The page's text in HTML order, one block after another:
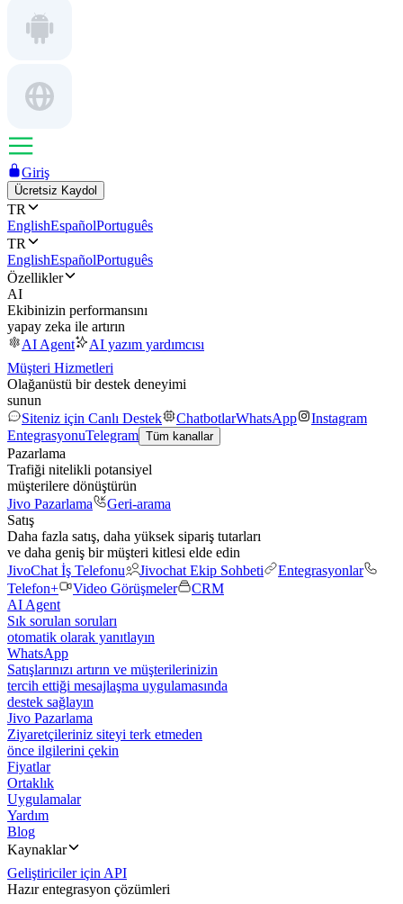
Giriş
Ücretsiz Kaydol
TR
EnglishEspañolPortuguês
TR
EnglishEspañolPortuguês
Özellikler
AI
Ekibinizin performansını
yapay zeka ile artırın
AI Agent
AI yazım yardımcısı
Müşteri Hizmetleri
Olağanüstü bir destek deneyimi
sunun
Siteniz için Canlı Destek
ChatbotlarWhatsApp
Instagram
EntegrasyonuTelegram Tüm kanallar
Pazarlama
Trafiği nitelikli potansiyel
müşterilere dönüştürün
Jivo Pazarlama
Geri-arama
Satış
Daha fazla satış, daha yüksek sipariş tutarları
ve daha geniş bir müşteri kitlesi elde edin
JivoChat İş Telefonu
Jivochat Ekip Sohbeti
Entegrasyonlar
Telefon+
Video Görüşmeler
CRM
AI Agent
Sık sorulan soruları
otomatik olarak yanıtlayın
WhatsApp
Satışlarınızı artırın ve müşterilerinizin
tercih ettiği mesajlaşma uygulamasında
destek sağlayın
Jivo Pazarlama
Ziyaretçileriniz siteyi terk etmeden
önce ilgilerini çekin
Fiyatlar
Ortaklık
Uygulamalar
Yardım
Blog
Kaynaklar
Geliştiriciler için API
Hazır entegrasyon çözümleri